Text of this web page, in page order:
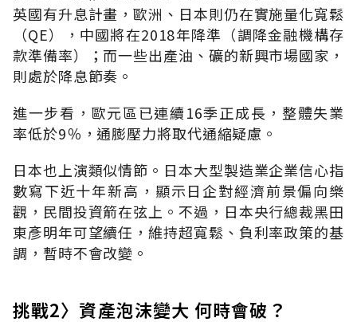
英國有升息計畫，歐洲、日本則仍在實施量化寬鬆
（QE），中國將在2018年降準（調降金融機構存
款準備率）；而一些出產油、礦的新興市場國家，
則處於降息節奏。
進一步看，歐元區已連續16季正成長，整體失業
率低於9％，通膨壓力將取代通縮疑慮。
日本也上演類似情節。日本大型製造業企業信心指
數寫下近十年新高，顯示日企對經濟前景偏向樂
觀，民間投資箭在弦上。不過，日本央行總裁黑田
東彥明年可望續任，維持超寬鬆、負利率政策的基
調，暫時不會改變。
挑戰2〉資產泡沫變大 何時會破？